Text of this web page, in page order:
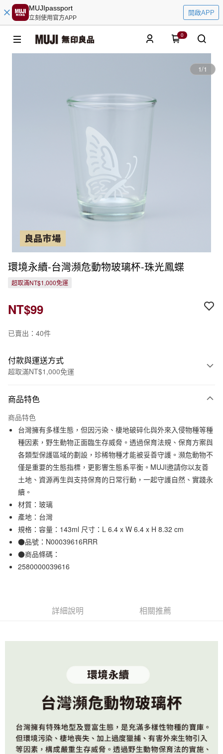
MUJIpassport
立刻使用官方APP
開啟APP
0
1/1
環境永續-台灣瀕危動物玻璃杯-珠光鳳蝶
超取滿NT$1,000免運
NT$99
已賣出：40件
付款與運送方式
超取滿NT$1,000免運
信用卡一次付款
信用卡分期付款
3 期 0 利率 每期NT$33 21家銀行
合作金庫商業銀行
第一商業銀行
華南商業銀行
彰化商業銀行
上海商業儲蓄銀行
台北富邦商業銀行
臺灣中小企業銀行
匯豐（台灣）商業銀行
聯邦商業銀行
元大商業銀行
永豐商業銀行
玉山商業銀行
台新國際商業銀行
台灣樂天信用卡公司
超商取貨付款
LINE Pay
Apple Pay
街口支付
悠遊付
運送方式
全家取貨付款
付款後全家取貨
每筆NT$65，滿NT$1,000(含以上)免運費
每筆NT$65，滿NT$1,000(含以上)免運費
每筆NT$150，滿NT$2,000(含以上)免運費
無印良品門市自取
免運費
商品特色
商品特色
台灣擁有多樣生態，但因污染、棲地破碎化與外來入侵物種等種
種因素，野生動物正面臨生存威脅。透過保育法規、保育方案與
各類型保護區域的劃設，珍稀物種才能被妥善守護。瀕危動物不
僅是重要的生態指標，更影響生態系平衡。MUJI邀請你以友善
土地、資源再生與支持保育的日常行動，一起守護自然、實踐永
續。
材質：玻璃
產地：台灣
規格：容量：143ml 尺寸：L 6.4 x W 6.4 x H 8.32 cm
●品號：N00039616RRR
●商品條碼：
2580000039616
詳細說明 相關推薦